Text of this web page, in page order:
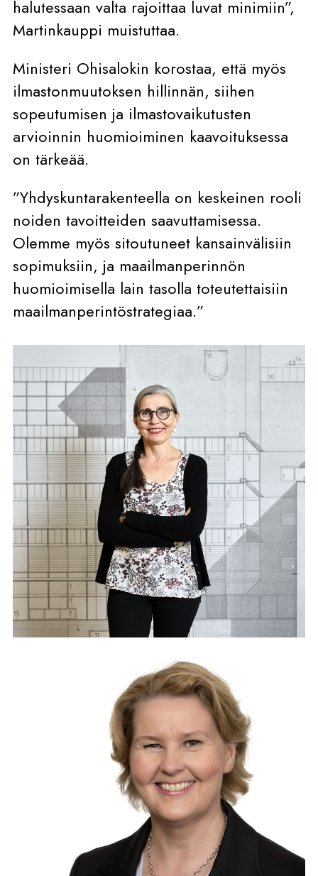
halutessaan valta rajoittaa luvat minimiin”,
Martinkauppi muistuttaa.
Ministeri Ohisalokin korostaa, että myös
ilmastonmuutoksen hillinnän, siihen
sopeutumisen ja ilmastovaikutusten
arvioinnin huomioiminen kaavoituksessa
on tärkeää.
”Yhdyskuntarakenteella on keskeinen rooli
noiden tavoitteiden saavuttamisessa.
Olemme myös sitoutuneet kansainvälisiin
sopimuksiin, ja maailmanperinnön
huomioimisella lain tasolla toteutettaisiin
maailmanperintöstrategiaa.”